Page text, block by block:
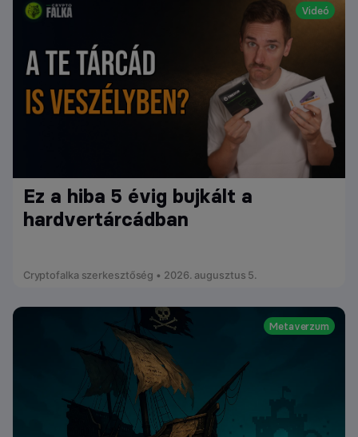
Videó
Ez a hiba 5 évig bujkált a
hardvertárcádban
Cryptofalka szerkesztőség • 2026. augusztus 5.
Metaverzum